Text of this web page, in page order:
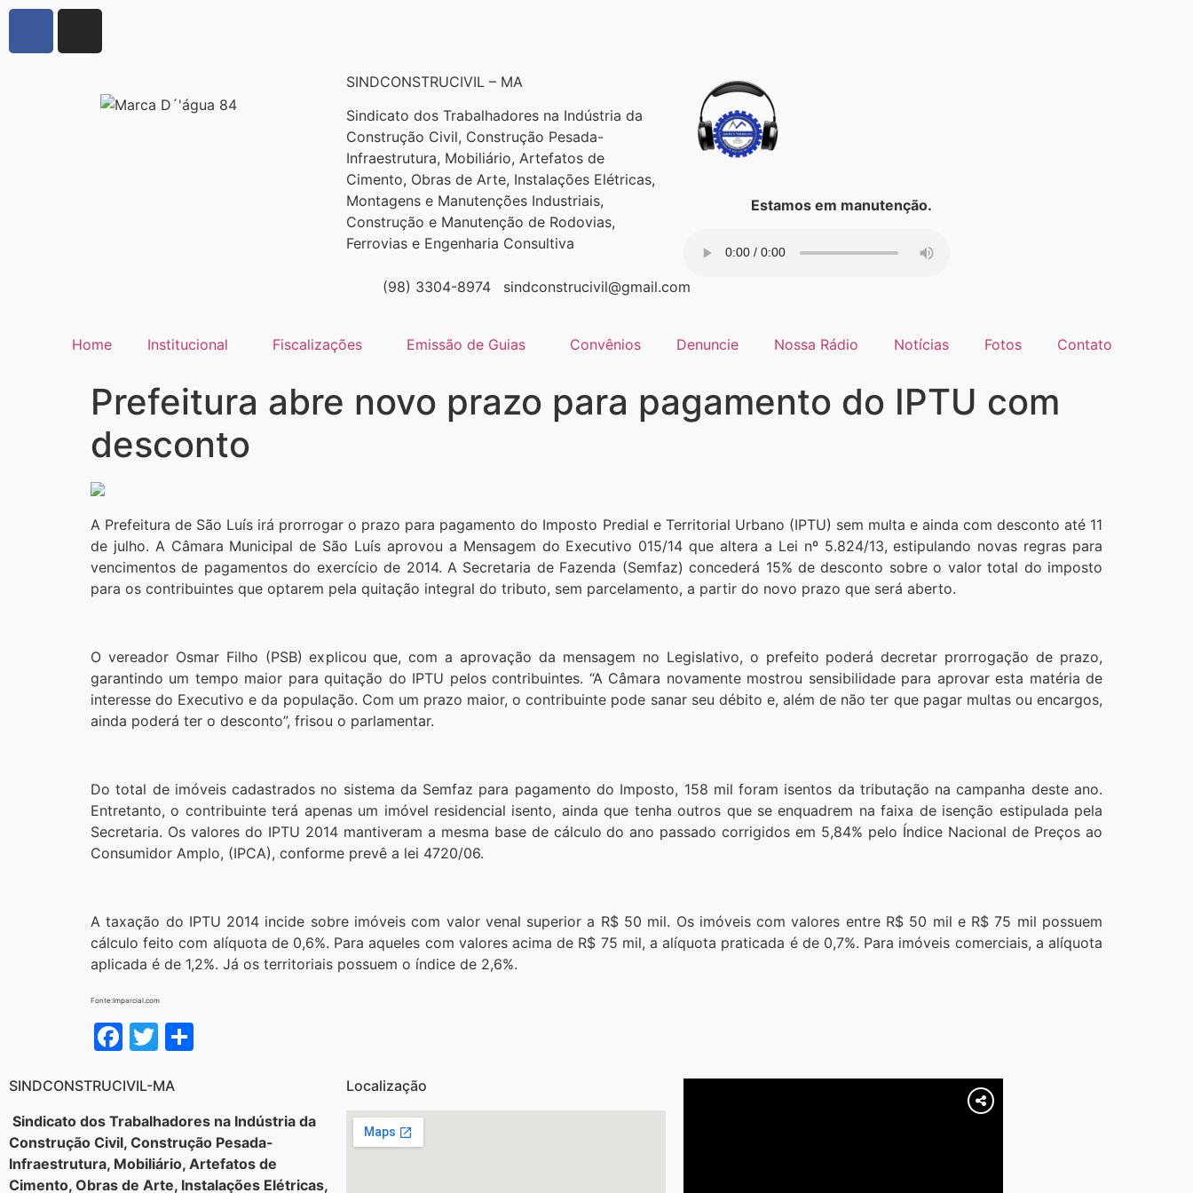
SINDCONSTRUCIVIL – MA
Sindicato dos Trabalhadores na Indústria da
Construção Civil, Construção Pesada-
Infraestrutura, Mobiliário, Artefatos de
Cimento, Obras de Arte, Instalações Elétricas,
Montagens e Manutenções Industriais,
Construção e Manutenção de Rodovias,
Ferrovias e Engenharia Consultiva
(98) 3304-8974 sindconstrucivil@gmail.com
Estamos em manutenção.
Home Institucional Fiscalizações Emissão de Guias Convênios Denuncie Nossa Rádio Notícias Fotos Contato
Prefeitura abre novo prazo para pagamento do IPTU com
desconto
A Prefeitura de São Luís irá prorrogar o prazo para pagamento do Imposto Predial e Territorial Urbano (IPTU) sem multa e ainda com desconto até 11
de julho. A Câmara Municipal de São Luís aprovou a Mensagem do Executivo 015/14 que altera a Lei nº 5.824/13, estipulando novas regras para
vencimentos de pagamentos do exercício de 2014. A Secretaria de Fazenda (Semfaz) concederá 15% de desconto sobre o valor total do imposto
para os contribuintes que optarem pela quitação integral do tributo, sem parcelamento, a partir do novo prazo que será aberto.
O vereador Osmar Filho (PSB) explicou que, com a aprovação da mensagem no Legislativo, o prefeito poderá decretar prorrogação de prazo,
garantindo um tempo maior para quitação do IPTU pelos contribuintes. “A Câmara novamente mostrou sensibilidade para aprovar esta matéria de
interesse do Executivo e da população. Com um prazo maior, o contribuinte pode sanar seu débito e, além de não ter que pagar multas ou encargos,
ainda poderá ter o desconto”, frisou o parlamentar.
Do total de imóveis cadastrados no sistema da Semfaz para pagamento do Imposto, 158 mil foram isentos da tributação na campanha deste ano.
Entretanto, o contribuinte terá apenas um imóvel residencial isento, ainda que tenha outros que se enquadrem na faixa de isenção estipulada pela
Secretaria. Os valores do IPTU 2014 mantiveram a mesma base de cálculo do ano passado corrigidos em 5,84% pelo Índice Nacional de Preços ao
Consumidor Amplo, (IPCA), conforme prevê a lei 4720/06.
A taxação do IPTU 2014 incide sobre imóveis com valor venal superior a R$ 50 mil. Os imóveis com valores entre R$ 50 mil e R$ 75 mil possuem
cálculo feito com alíquota de 0,6%. Para aqueles com valores acima de R$ 75 mil, a alíquota praticada é de 0,7%. Para imóveis comerciais, a alíquota
aplicada é de 1,2%. Já os territoriais possuem o índice de 2,6%.
Fonte:Imparcial.com
Facebook
Twitter
SINDCONSTRUCIVIL-MA
Sindicato dos Trabalhadores na Indústria da
Construção Civil, Construção Pesada-
Infraestrutura, Mobiliário, Artefatos de
Cimento, Obras de Arte, Instalações Elétricas,
Localização